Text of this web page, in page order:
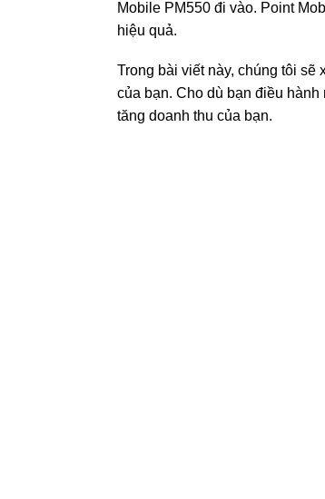
Mobile PM550 đi vào. Point
hiệu quả.
Trong bài viết này, chúng tôi sẽ
của bạn. Cho dù bạn điều
tăng doanh thu của bạn.